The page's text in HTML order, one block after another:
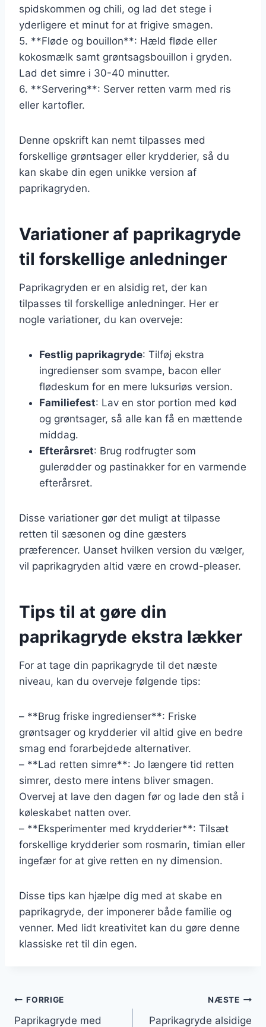
spidskommen og chili, og lad det stege i
yderligere et minut for at frigive smagen.
5. **Fløde og bouillon**: Hæld fløde eller
kokosmælk samt grøntsagsbouillon i gryden.
Lad det simre i 30-40 minutter.
6. **Servering**: Server retten varm med ris
eller kartofler.
Denne opskrift kan nemt tilpasses med
forskellige grøntsager eller krydderier, så du
kan skabe din egen unikke version af
paprikagryden.
Variationer af paprikagryde
til forskellige anledninger
Paprikagryden er en alsidig ret, der kan
tilpasses til forskellige anledninger. Her er
nogle variationer, du kan overveje:
Festlig paprikagryde: Tilføj ekstra
ingredienser som svampe, bacon eller
flødeskum for en mere luksuriøs version.
Familiefest: Lav en stor portion med kød
og grøntsager, så alle kan få en mættende
middag.
Efterårsret: Brug rodfrugter som
gulerødder og pastinakker for en varmende
efterårsret.
Disse variationer gør det muligt at tilpasse
retten til sæsonen og dine gæsters
præferencer. Uanset hvilken version du vælger,
vil paprikagryden altid være en crowd-pleaser.
Tips til at gøre din
paprikagryde ekstra lækker
For at tage din paprikagryde til det næste
niveau, kan du overveje følgende tips:
– **Brug friske ingredienser**: Friske
grøntsager og krydderier vil altid give en bedre
smag end forarbejdede alternativer.
– **Lad retten simre**: Jo længere tid retten
simrer, desto mere intens bliver smagen.
Overvej at lave den dagen før og lade den stå i
køleskabet natten over.
– **Eksperimenter med krydderier**: Tilsæt
forskellige krydderier som rosmarin, timian eller
ingefær for at give retten en ny dimension.
Disse tips kan hjælpe dig med at skabe en
paprikagryde, der imponerer både familie og
venner. Med lidt kreativitet kan du gøre denne
klassiske ret til din egen.
Indlægsnavigation
FORRIGE
Paprikagryde med
NÆSTE
Paprikagryde alsidige